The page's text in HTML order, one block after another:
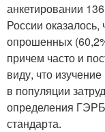
анкетировании
России
опрошенных
причем часто и
виду, что
в популяции
определения ГЭРБ
стандарта.